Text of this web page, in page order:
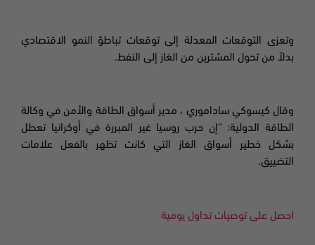
وتعزى التوقعات المعدلة إلى توقعات تباطؤ النمو الاقتصادي
بدلاً من تحول المشترين من الغاز إلى النفط.
وقال كيسوكي ساداموري ، مدير أسواق الطاقة والأمن في وكالة
الطاقة الدولية: “إن حرب روسيا غير المبررة في أوكرانيا تعطل
بشكل خطير أسواق الغاز التي كانت تظهر بالفعل علامات
التضييق.
احصل على توصيات تداول يومية